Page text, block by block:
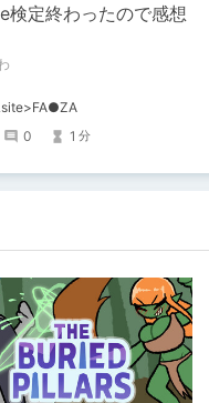
検定終わったので感想
0 1 分